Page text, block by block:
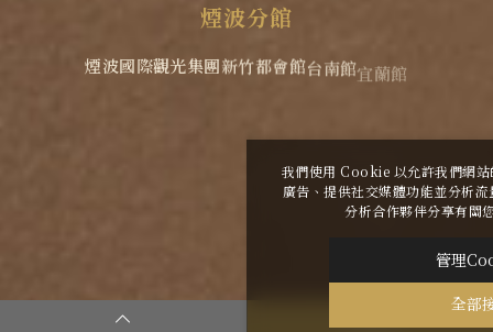
煙波分館
煙波國際觀光集團新竹都會館台南館宜蘭館
Copyright All
我們使用 Cookie 以允許我們網
廣告、提供社交媒體功能並分析
分析合作夥伴分享有關
管理
全部